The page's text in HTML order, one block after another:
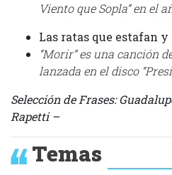
Viento que Sopla” en el
Las ratas que estafan
“Morir” es una canción
lanzada en el disco
Selección de Frases:
Rapetti –
Temas